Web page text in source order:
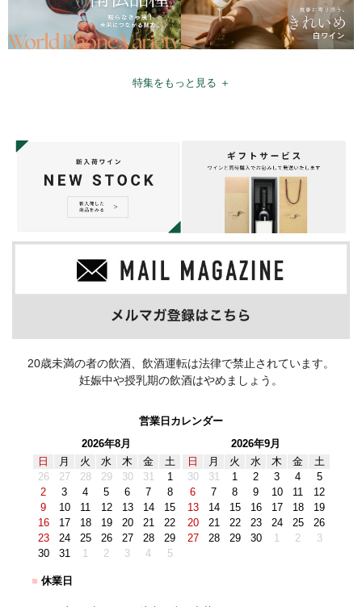
特集をもっと見る ＋
20歳未満の者の飲酒、飲酒運転は法律で禁止されています。
妊娠中や授乳期の飲酒はやめましょう。
営業日カレンダー
2026年8月
日
月 火 水 木 金
土
26
27 28 29 30 31
1
2
3 4 5 6 7
8
9
10 11 12 13 14
15
16
17 18 19 20 21
22
23
24 25 26 27 28
29
30
31 1 2 3 4 5
2026年9月
日
月 火 水 木 金
土
30
31 1 2 3 4
5
6
7 8 9 10 11
12
13
14 15 16 17 18
19
20
21 22 23 24 25
26
27
28 29 30 1 2 3
■ 休業日